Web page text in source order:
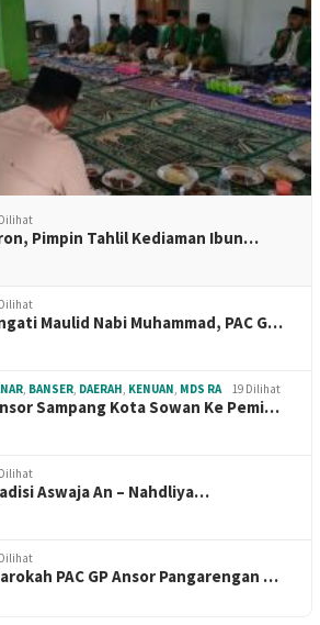
Pimpin Tahlil Kediaman Ibun…
Maulid Nabi Muhammad, PAC G…
, BANSER, DAERAH, KENUAN, MDS RA 19 Dilihat
Sampang Kota Sowan Ke Pemi…
Aswaja An – Nahdliya…
PAC GP Ansor Pangarengan …